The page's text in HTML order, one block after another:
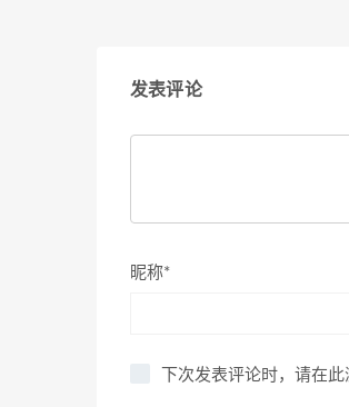
发表评论
昵称*
下次发表评论时，请在